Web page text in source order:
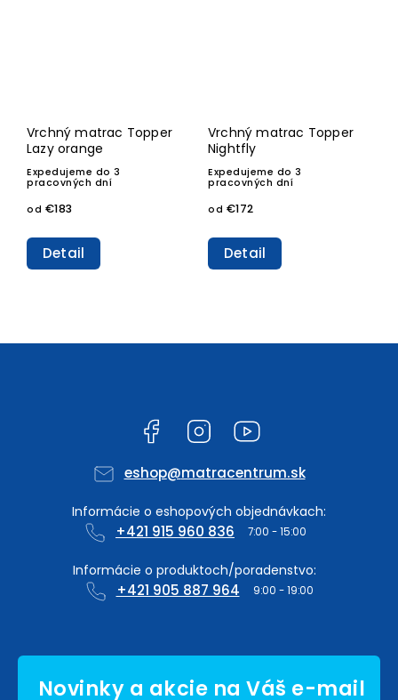
Vrchný matrac Topper
Lazy orange
Expedujeme do 3
pracovných dní
od €183
Detail
Vrchný matrac Topper
Nightfly
Expedujeme do 3
pracovných dní
od €172
Detail
Facebook Instagram
eshop@matracentrum.sk
+421 915 960 836
+421 905 887 964